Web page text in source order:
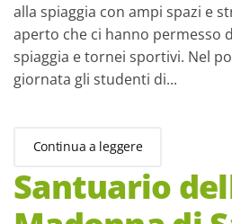
alla spiaggia con ampi spazi e
aperto che ci hanno permesso
spiaggia e tornei sportivi. Nel
giornata gli studenti di...
Continua a leggere
Santuario